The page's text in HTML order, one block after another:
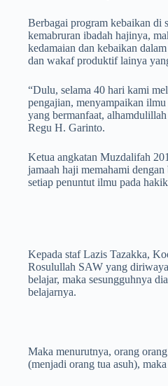
Berbagai program kebaikan di
kemabruran ibadah hajinya,
kedamaian dan kebaikan
dan wakaf produktif lainya
“Dulu, selama 40 hari kami
pengajian, menyampaikan
yang bermanfaat,
Regu H. Garinto.
Ketua angkatan Muzdalifah
jamaah haji memahami
setiap penuntut ilmu pada
Kepada staf Lazis Tazakka,
Rosulullah SAW yang
belajar, maka sesungguhnya
belajarnya.
Maka menurutnya, orang
(menjadi orang tua asuh),